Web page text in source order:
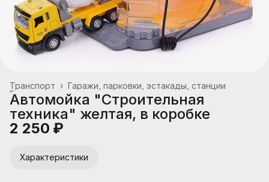
Гаражи, парковки, эстакады, станции
Транспорт ›
Главная
Автомойка "Строительная
техника" желтая, в коробке
2 250 ₽
Характеристики